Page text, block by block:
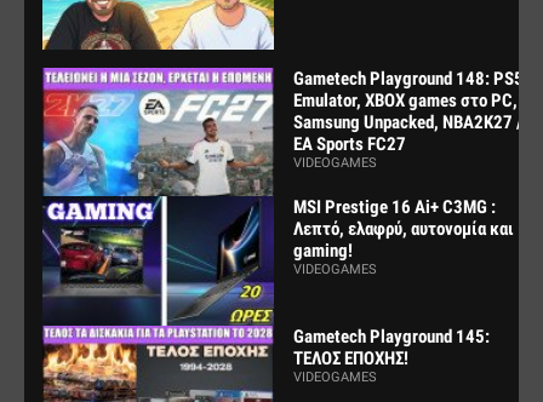
Gametech Playground 148: PS5
Emulator, XBOX games στο PC,
Samsung Unpacked, NBA2K27 /
EA Sports FC27
VIDEOGAMES
MSI Prestige 16 Ai+ C3MG :
Λεπτό, ελαφρύ, αυτονομία και
gaming!
VIDEOGAMES
Gametech Playground 145:
ΤΕΛΟΣ ΕΠΟΧΗΣ!
VIDEOGAMES